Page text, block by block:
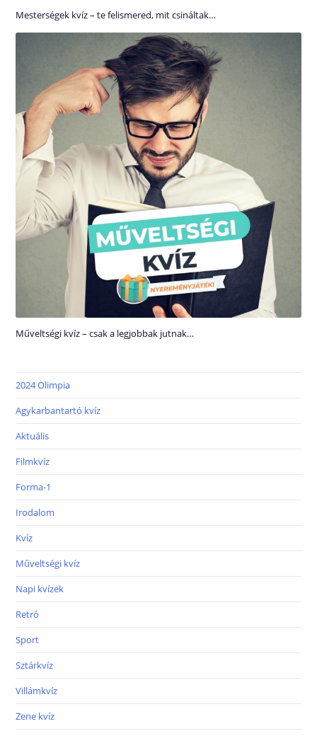
Mesterségek kvíz – te felismered, mit csináltak…
Műveltségi kvíz – csak a legjobbak jutnak…
2024 Olimpia
Agykarbantartó kvíz
Aktuális
Filmkvíz
Forma-1
Irodalom
Kvíz
Műveltségi kvíz
Napi kvízek
Retró
Sport
Sztárkvíz
Villámkvíz
Zene kvíz